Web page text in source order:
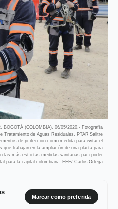
BOGOTÁ (COLOMBIA), 06/05/2020.- Fotografía
Tratamiento de Aguas Residuales, PTAR Salitre
de protección como medida para evitar el
que trabajan en la ampliación de una planta para
las más estrictas medidas sanitarias para poder
para la capital colombiana. EFE/ Carlos Ortega
Marcar como preferida